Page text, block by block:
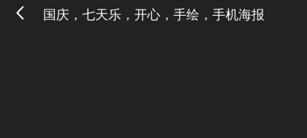
国庆，七天乐，开心，手绘，手机海报